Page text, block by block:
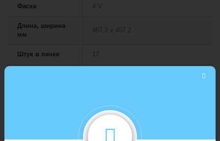
Фаска 4 V
Длина, ширина
мм
457,2 х 457,2
Штук в пачке 17
производителя.
GROOVE